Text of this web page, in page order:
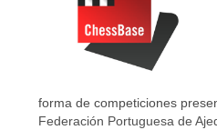
forma de competiciones
Federación Portuguesa de